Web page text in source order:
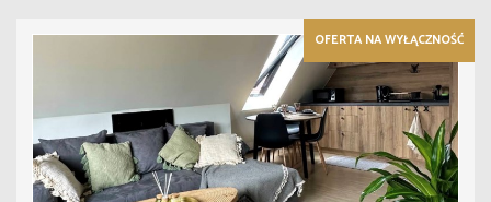
OFERTA NA WYŁĄCZNOŚĆ